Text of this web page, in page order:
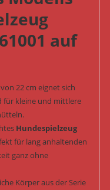
auf
22 cm eignet sich
für kleine und mittlere
Hundespielzeug
für lang anhaltenden
ganz ohne
Körper aus der Serie